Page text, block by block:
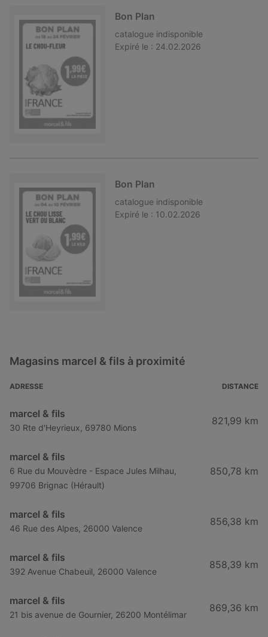
Bon Plan
catalogue indisponible
Expiré le : 24.02.2026
Bon Plan
catalogue indisponible
Expiré le : 10.02.2026
Magasins marcel & fils à proximité
ADRESSE DISTANCE
marcel & fils
30 Rte d'Heyrieux, 69780 Mions
821,99 km
marcel & fils
6 Rue du Mouvèdre - Espace Jules Milhau,
99706 Brignac (Hérault)
850,78 km
marcel & fils
46 Rue des Alpes, 26000 Valence
856,38 km
marcel & fils
392 Avenue Chabeuil, 26000 Valence
858,39 km
marcel & fils
21 bis avenue de Gournier, 26200 Montélimar
869,36 km